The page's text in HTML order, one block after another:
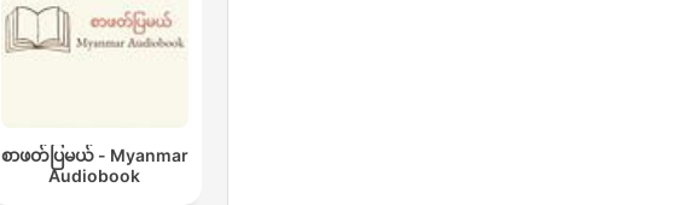
စာဖတ်ပြမယ် - Myanmar
Audiobook